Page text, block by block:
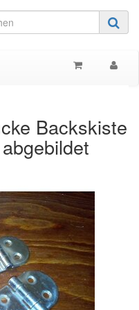
Backskiste